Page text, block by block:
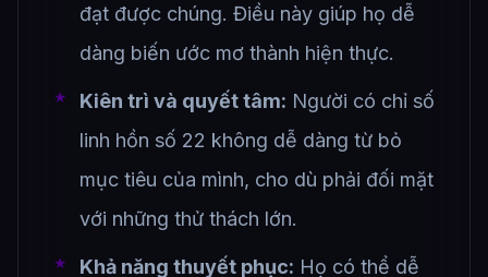
đạt được chúng. Điều này giúp họ dễ
dàng biến ước mơ thành hiện thực.
Kiên trì và quyết tâm: Người có chỉ số
linh hồn số 22 không dễ dàng từ bỏ
mục tiêu của mình, cho dù phải đối mặt
với những thử thách lớn.
Khả năng thuyết phục: Họ có thể dễ